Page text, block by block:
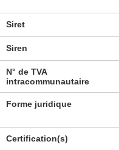
Siret
Siren
N° de TVA
intracommunautaire
Forme juridique
Certification(s)